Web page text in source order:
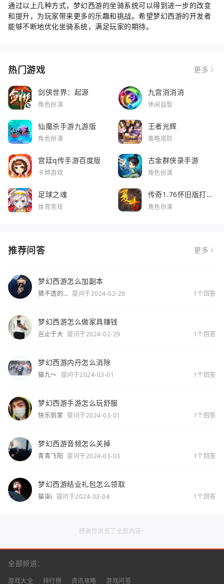
通过以上几种方式，梦幻西游的坐骑系统可以得到进一步的改变
和提升，为玩家带来更多的乐趣和挑战。希望梦幻西游的开发者
能够不断地优化坐骑系统，满足玩家的期待。
热门游戏 更多
剑侠世界：起源
角色扮演
九宫消消消
休闲益智
仙魔杀手游九游版
角色扮演
王者光辉
策略塔防
宫廷q传手游百度版
卡牌游戏
古金群侠录手游
角色扮演
足球之魂
体育竞技
传奇1.76怀旧版打金
服
角色扮演
推荐问答 更多
梦幻西游怎么加副本
猜不透的
提问于2024-02-28 1个回答
梦幻西游怎么做家具赚钱
岂止于大 提问于2024-02-29 1个回答
梦幻西游内丹怎么消除
猫九～ 提问于2024-03-01 1个回答
梦幻西游手游怎么玩舒服
快乐到家 提问于2024-03-01 1个回答
梦幻西游音频怎么关掉
青青飞阳 提问于2024-03-03 1个回答
梦幻西游结业礼包怎么领取
猫柒i 提问于2024-03-04 1个回答
感谢你浏览了全部内容~
全部频道：
游戏大全 排行榜 资讯攻略 游戏问答